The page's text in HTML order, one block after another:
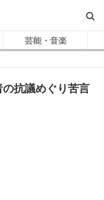
芸能・音楽
抗議めぐり苦言